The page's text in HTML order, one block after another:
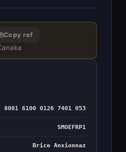
⎘Copy ref
8001 6100 0126 7401 053
SMOEFRP1
Brice Anxionnaz